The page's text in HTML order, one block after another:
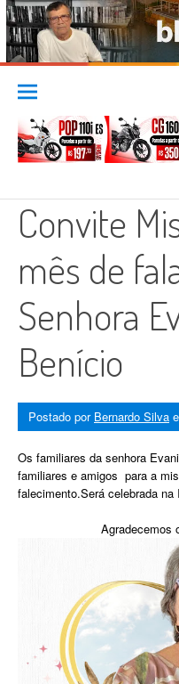
Skip
content
Convite
mês de
Senhora
Benício
Postado por Bernardo Silva
Os familiares da senhora
familiares e amigos para a
falecimento.Será celebrada
Agradecemos